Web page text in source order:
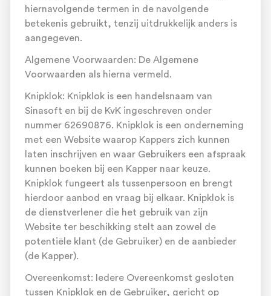
hiernavolgende termen in de navolgende
betekenis gebruikt, tenzij uitdrukkelijk anders is
aangegeven.
Algemene Voorwaarden: De Algemene
Voorwaarden als hierna vermeld.
Knipklok: Knipklok is een handelsnaam van
Sinasoft en bij de KvK ingeschreven onder
nummer 62690876. Knipklok is een onderneming
met een Website waarop Kappers zich kunnen
laten inschrijven en waar Gebruikers een afspraak
kunnen boeken bij een Kapper naar keuze.
Knipklok fungeert als tussenpersoon en brengt
hierdoor aanbod en vraag bij elkaar. Knipklok is
de dienstverlener die het gebruik van zijn
Website ter beschikking stelt aan zowel de
potentiële klant (de Gebruiker) en de aanbieder
(de Kapper).
Overeenkomst: Iedere Overeenkomst gesloten
tussen Knipklok en de Gebruiker, gericht op